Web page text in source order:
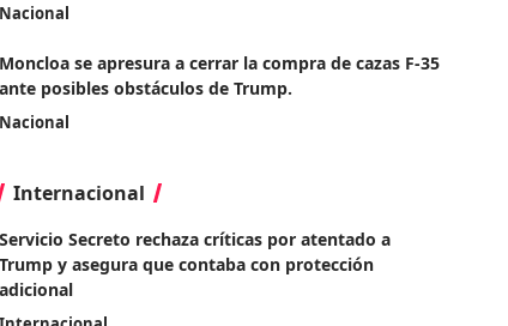
Nacional
Moncloa se apresura a cerrar la compra de cazas F-35
ante posibles obstáculos de Trump.
Nacional
Internacional
Servicio Secreto rechaza críticas por atentado a
Trump y asegura que contaba con protección
adicional